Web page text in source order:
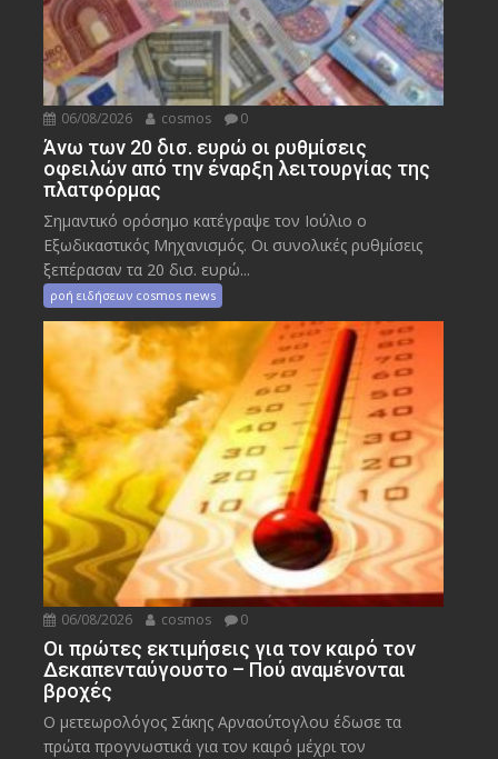
06/08/2026 cosmos 0
Άνω των 20 δισ. ευρώ οι ρυθμίσεις
οφειλών από την έναρξη λειτουργίας της
πλατφόρμας
Σημαντικό ορόσημο κατέγραψε τον Ιούλιο ο
Εξωδικαστικός Μηχανισμός. Οι συνολικές ρυθμίσεις
ξεπέρασαν τα 20 δισ. ευρώ...
ροή ειδήσεων cosmos news
06/08/2026 cosmos 0
Οι πρώτες εκτιμήσεις για τον καιρό τον
Δεκαπενταύγουστο – Πού αναμένονται
βροχές
Ο μετεωρολόγος Σάκης Αρναούτογλου έδωσε τα
πρώτα προγνωστικά για τον καιρό μέχρι τον